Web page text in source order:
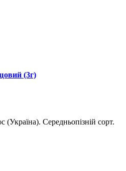
(3г)
(Україна). Середньопізній сорт.